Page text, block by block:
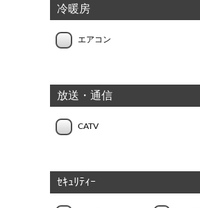
冷暖房
エアコン
放送・通信
CATV
ｾｷｭﾘﾃｨｰ